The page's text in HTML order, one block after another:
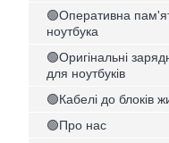
🟢Оперативна
ноутбука
🟢Оригінальні
для ноутбуків
🟢Кабелі до блоків
🟢Про нас